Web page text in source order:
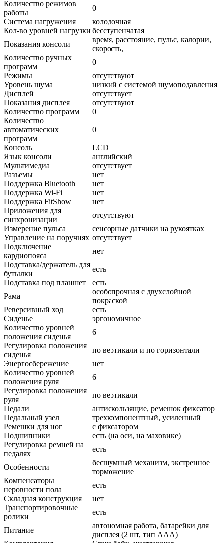
Количество режимов
работы
0
Система нагружения
колодочная
Кол-во уровней нагрузки бесступенчатая
Показания консоли
время, расстояние, пульс, калории,
скорость,
Количество ручных
программ
0
Режимы
отсутствуют
Уровень шума
низкий с системой шумоподавления
Дисплей
отсутствует
Показания дисплея
отсутствуют
Количество программ
0
Количество
автоматических
программ
0
Консоль
LCD
Язык консоли
английский
Мультимедиа
отсутствует
Разъемы
нет
Поддержка Bluetooth
нет
Поддержка Wi-Fi
нет
Поддержка FitShow
нет
Приложения для
синхронизации
отсутствуют
Измерение пульса
сенсорные датчики на рукоятках
Управление на поручнях отсутствует
Подключение
кардиопояса
нет
Подставка/держатель для
бутылки
есть
Подставка под планшет
есть
Рама
особопрочная с двухслойной
покраской
Реверсивный ход
есть
Сиденье
эргономичное
Количество уровней
положения сиденья
6
Регулировка положения
сиденья
по вертикали и по горизонтали
Энергосбережение
нет
Количество уровней
положения руля
6
Регулировка положения
руля
по вертикали
Педали
антискользящие, ремешок фиксатор
Педальный узел
трехкомпонентный, усиленный
Ремешки для ног
с фиксатором
Подшипники
есть (на оси, на маховике)
Регулировка ремней на
педалях
есть
Особенности
бесшумный механизм, экстренное
торможение
Компенсаторы
неровности пола
есть
Складная конструкция
нет
Транспортировочные
ролики
есть
Питание
автономная работа, батарейки для
дисплея (2 шт, тип ААА)